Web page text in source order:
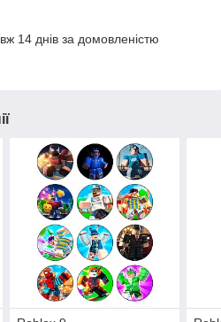
14 днів за домовленістю